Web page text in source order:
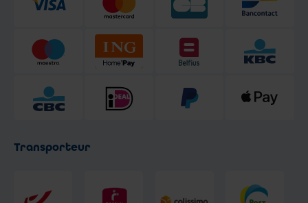
Transporteur